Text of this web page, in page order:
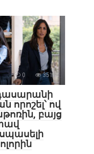
0 351
որոշել՝ ով
բայց